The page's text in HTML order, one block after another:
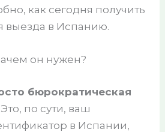
как сегодня получить
выезда в Испанию.
он нужен?
бюрократическая
Это, по сути, ваш
в Испании,